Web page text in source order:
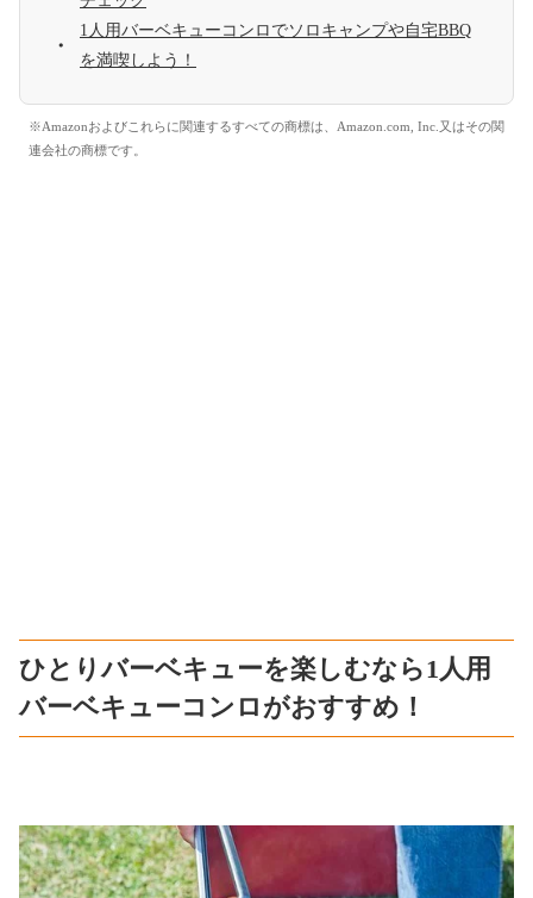
1人用バーベキューコンロでソロキャンプや自宅BBQ
を満喫しよう！
※Amazonおよびこれらに関連するすべての商標は、Amazon.com, Inc.又はその関
連会社の商標です。
ひとりバーベキューを楽しむなら1人用
バーベキューコンロがおすすめ！